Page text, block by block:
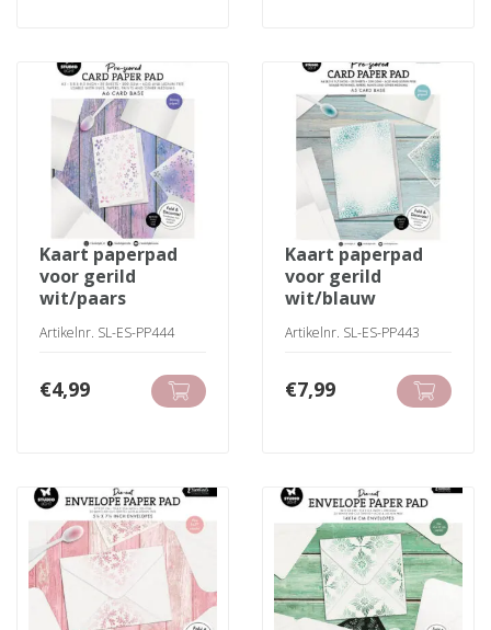
kaart paperpad
voor gerild
wit/paars
Artikelnr. SL-ES-PP444
€4,99
kaart paperpad
voor gerild
wit/blauw
Artikelnr. SL-ES-PP443
€7,99